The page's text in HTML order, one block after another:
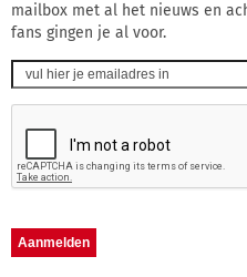
mailbox met al het nieuws en
fans gingen je al voor.